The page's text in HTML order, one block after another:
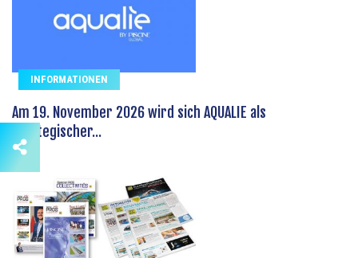
INFORMATIONEN
Am 19. November 2026 wird sich AQUALIE als
strategischer...